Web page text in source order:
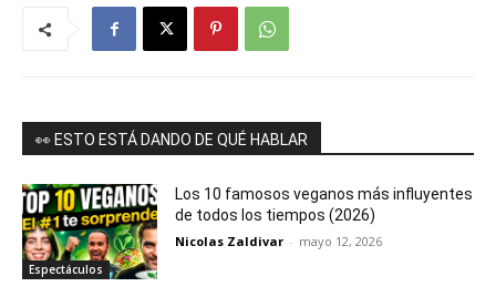
👀 ESTO ESTÁ DANDO DE QUÉ HABLAR
Espectáculos
Los 10 famosos veganos más influyentes
de todos los tiempos (2026)
Nicolas Zaldivar - mayo 12, 2026